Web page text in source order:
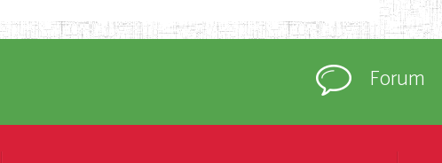
CAB du 21 mars 2011 portant ouverture
immatriculés et inscrits au
Forum